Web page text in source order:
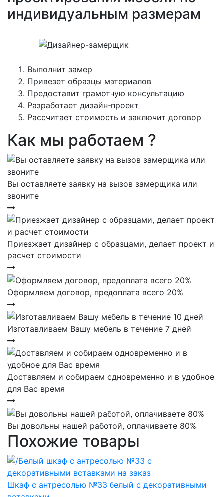
индивидуальным размерам
Выполнит замер
Привезет образцы материалов
Предоставит грамотную консультацию
Разработает дизайн-проект
Рассчитает стоимость и заключит договор
Как мы работаем ?
Вы оставляете заявку на вызов замерщика или
звоните
Приезжает дизайнер с образцами, делает проект и
расчет стоимости
Оформляем договор, предоплата всего 20%
Изготавливаем Вашу мебель в течение 7 дней
Доставляем и собираем одновременно и в удобное
для Вас время
Вы довольны нашей работой, оплачиваете 80%
Похожие товары
Шкаф с антресолью №33 белый с декоративными